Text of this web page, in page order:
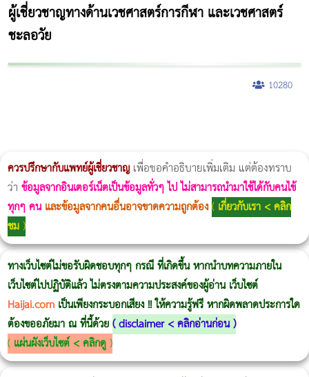
ผู้เชี่ยวชาญทางด้านเวชศาสตร์การกีฬา และเวชศาสตร์
ชะลอวัย
10280
ควรปรึกษากับแพทย์ผู้เชี่ยวชาญเพื่อขอคำอธิบายเพิ่มเติม แต่ต้องทราบ
ว่า ข้อมูลจากอินเตอร์เน็ตเป็นข้อมูลทั่วๆ ไป ไม่สามารถนำมาใช้ได้กับคนไข้
ทุกๆ คน และข้อมูลจากคนอื่นอาจขาดความถูกต้อง( เกี่ยวกับเรา < คลิก
ชม)
ทางเว็บไซต์ไม่ขอรับผิดชอบทุกๆ กรณี ที่เกิดขึ้น หากนำบทความภายใน
เว็บไซต์ไปปฏิบัติแล้ว ไม่ตรงตามความประสงค์ของผู้อ่าน เว็บไซต์
Haijai.com เป็นเพียงกระบอกเสียง !! ให้ความรู้ฟรี หากผิดพลาดประการใด
ต้องขออภัยมา ณ ที่นี้ด้วย(disclaimer < คลิกอ่านก่อน)
( แผ่นผังเว็บไซต์ < คลิกดู)